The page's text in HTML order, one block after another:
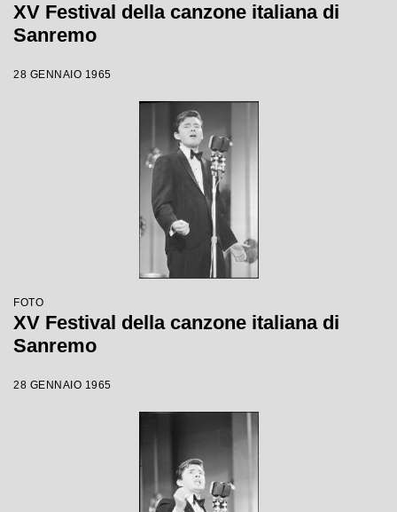
XV Festival della canzone italiana di
Sanremo
28 GENNAIO 1965
FOTO
XV Festival della canzone italiana di
Sanremo
28 GENNAIO 1965